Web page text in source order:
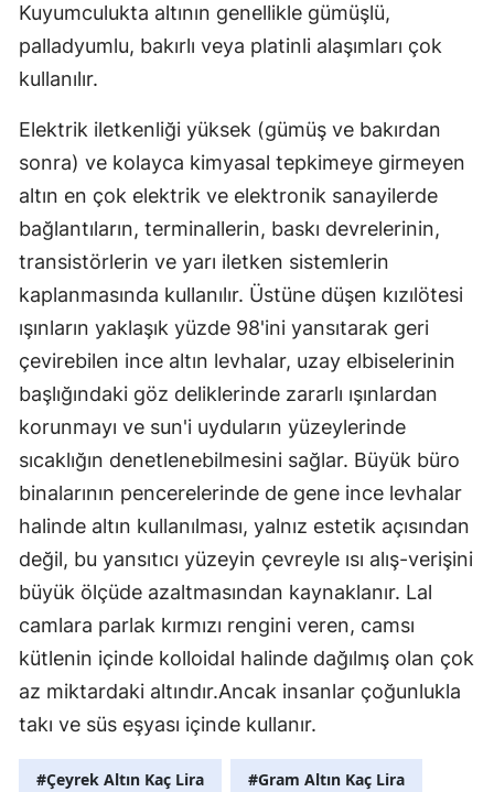
Kuyumculukta altının genellikle gümüşlü,
palladyumlu, bakırlı veya platinli alaşımları çok
kullanılır.
Elektrik iletkenliği yüksek (gümüş ve bakırdan
sonra) ve kolayca kimyasal tepkimeye girmeyen
altın en çok elektrik ve elektronik sanayilerde
bağlantıların, terminallerin, baskı devrelerinin,
transistörlerin ve yarı iletken sistemlerin
kaplanmasında kullanılır. Üstüne düşen kızılötesi
ışınların yaklaşık yüzde 98'ini yansıtarak geri
çevirebilen ince altın levhalar, uzay elbiselerinin
başlığındaki göz deliklerinde zararlı ışınlardan
korunmayı ve sun'i uyduların yüzeylerinde
sıcaklığın denetlenebilmesini sağlar. Büyük büro
binalarının pencerelerinde de gene ince levhalar
halinde altın kullanılması, yalnız estetik açısından
değil, bu yansıtıcı yüzeyin çevreyle ısı alış-verişini
büyük ölçüde azaltmasından kaynaklanır. Lal
camlara parlak kırmızı rengini veren, camsı
kütlenin içinde kolloidal halinde dağılmış olan çok
az miktardaki altındır.Ancak insanlar çoğunlukla
takı ve süs eşyası içinde kullanır.
#Çeyrek Altın Kaç Lira #Gram Altın Kaç Lira